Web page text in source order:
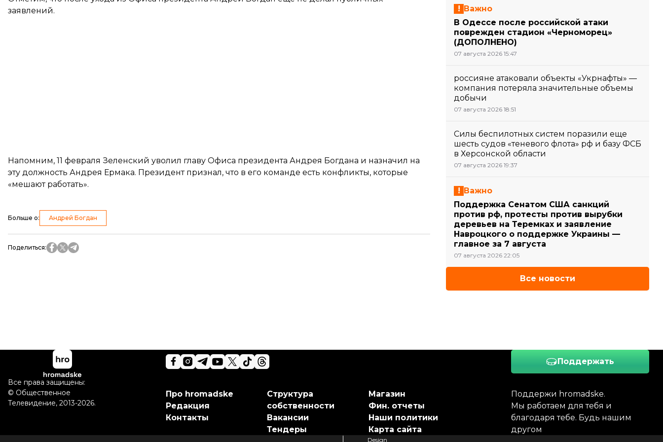
заявлений.
Напомним, 11 февраля Зеленский уволил главу Офиса президента Андрея Богдана и назначил на
эту должность Андрея Ермака. Президент признал, что в его команде есть конфликты, которые
«мешают работать».
Больше о: Андрей Богдан
Поделиться:
Важно
В Одессе после российской атаки
поврежден стадион «Черноморец»
(ДОПОЛНЕНО)
07 августа 2026 15:47
россияне атаковали объекты «Укрнафты» —
компания потеряла значительные объемы
добычи
07 августа 2026 18:51
Силы беспилотных систем поразили еще
шесть судов «теневого флота» рф и базу ФСБ
в Херсонской области
07 августа 2026 19:37
Важно
Поддержка Сенатом США санкций
против рф, протесты против вырубки
деревьев на Теремках и заявление
Навроцкого о поддержке Украины —
главное за 7 августа
07 августа 2026 22:05
Все новости
Поддержать
Поддержи hromadske.
Мы работаем для тебя и
благодаря тебе. Будь нашим
другом
Про hromadske
Редакция
Контакты
Структура
собственности
Вакансии
Тендеры
Магазин
Фин. отчеты
Наши политики
Карта сайта
Все права защищены:
© Общественное
Телевидение, 2013-2026.
Design